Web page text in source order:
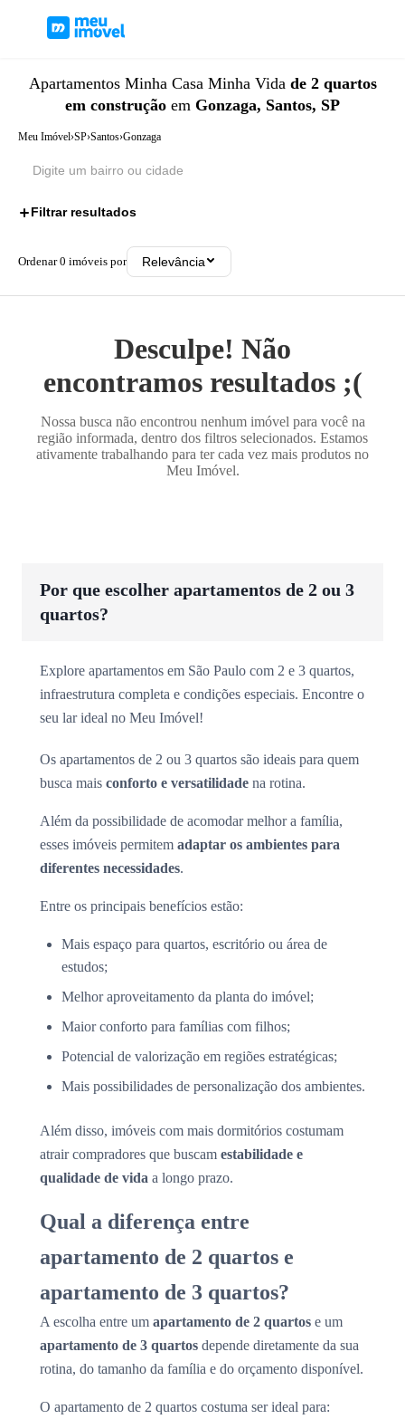
Apartamentos Minha Casa Minha Vida de 2 quartos
em construção em Gonzaga, Santos, SP
Meu Imóvel›SP›Santos›Gonzaga
Filtrar resultados
Ordenar0 imóveis por Relevância
Desculpe! Não
encontramos resultados ;(
Nossa busca não encontrou nenhum imóvel para você na
região informada, dentro dos filtros selecionados. Estamos
ativamente trabalhando para ter cada vez mais produtos no
Meu Imóvel.
Por que escolher apartamentos de 2 ou 3
quartos?
Explore apartamentos em São Paulo com 2 e 3 quartos,
infraestrutura completa e condições especiais. Encontre o
seu lar ideal no Meu Imóvel!
Os apartamentos de 2 ou 3 quartos são ideais para quem
busca mais conforto e versatilidade na rotina.
Além da possibilidade de acomodar melhor a família,
esses imóveis permitem adaptar os ambientes para
diferentes necessidades.
Entre os principais benefícios estão:
Mais espaço para quartos, escritório ou área de
estudos;
Melhor aproveitamento da planta do imóvel;
Maior conforto para famílias com filhos;
Potencial de valorização em regiões estratégicas;
Mais possibilidades de personalização dos ambientes.
Além disso, imóveis com mais dormitórios costumam
atrair compradores que buscam estabilidade e
qualidade de vida a longo prazo.
Qual a diferença entre
apartamento de 2 quartos e
apartamento de 3 quartos?
A escolha entre um apartamento de 2 quartos e um
apartamento de 3 quartos depende diretamente da sua
rotina, do tamanho da família e do orçamento disponível.
O apartamento de 2 quartos costuma ser ideal para: